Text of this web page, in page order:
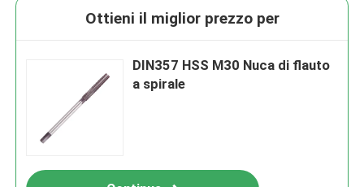
Ottieni il miglior prezzo per
DIN357 HSS M30 Nuca di flauto
a spirale